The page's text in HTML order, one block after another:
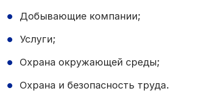
Добывающие компании;
Услуги;
Охрана окружающей среды;
Охрана и безопасность труда.